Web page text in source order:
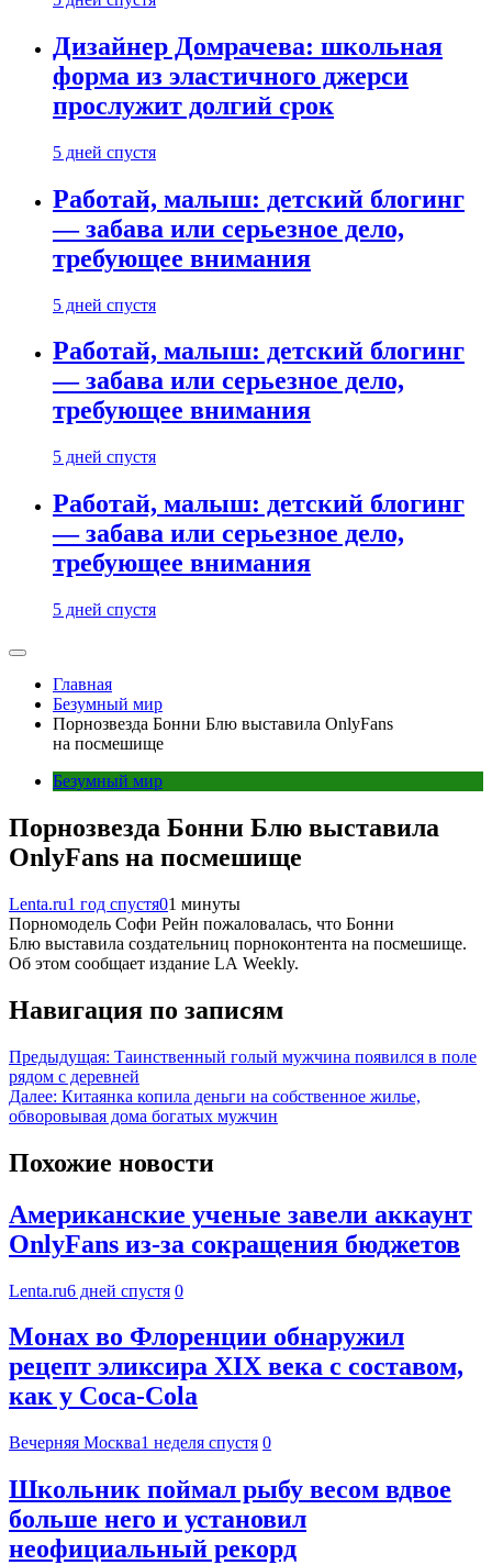
Дизайнер Домрачева: школьная
форма из эластичного джерси
прослужит долгий срок
5 дней спустя
Работай, малыш: детский блогинг
— забава или серьезное дело,
требующее внимания
5 дней спустя
Работай, малыш: детский блогинг
— забава или серьезное дело,
требующее внимания
5 дней спустя
Работай, малыш: детский блогинг
— забава или серьезное дело,
требующее внимания
5 дней спустя
Главная
Безумный мир
Порнозвезда Бонни Блю выставила OnlyFans
на посмешище
Безумный мир
Порнозвезда Бонни Блю выставила
OnlyFans на посмешище
Lenta.ru1 год спустя01 минуты
Порномодель Софи Рейн пожаловалась, что Бонни
Блю выставила создательниц порноконтента на посмешище.
Об этом сообщает издание LA Weekly.
Навигация по записям
Предыдущая: Таинственный голый мужчина появился в поле
рядом с деревней
Далее: Китаянка копила деньги на собственное жилье,
обворовывая дома богатых мужчин
Похожие новости
Американские ученые завели аккаунт
OnlyFans из-за сокращения бюджетов
Lenta.ru6 дней спустя 0
Монах во Флоренции обнаружил
рецепт эликсира XIX века с составом,
как у Coca-Cola
Вечерняя Москва1 неделя спустя 0
Школьник поймал рыбу весом вдвое
больше него и установил
неофициальный рекорд